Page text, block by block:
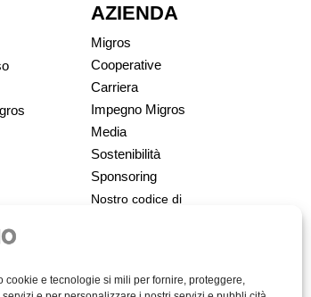
cookie e tecnologie si mili per fornire, proteggere,
AZIENDA
Migros
Cooperative
Carriera
Impegno Migros
Media
Sostenibilità
Sponsoring
Nostro codice di